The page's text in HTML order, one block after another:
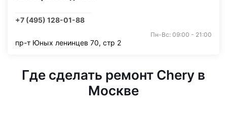
+7 (495) 128-01-88
Пн-Вс: 09:00 - 21:00
пр-т Юных ленинцев 70, стр 2
Где сделать ремонт Chery в
Москве